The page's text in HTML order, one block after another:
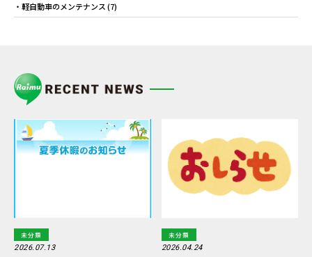
軽自動車のメンテナンス(7)
未分類
2026.07.13
未分類
2026.04.24